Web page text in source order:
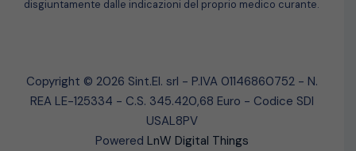
disgiuntamente dalle indicazioni del proprio medico curante.
Copyright © 2026 Sint.El. srl - P.IVA 01146860752 - N.
REA LE-125334 - C.S. 345.420,68 Euro - Codice SDI
USAL8PV
Powered LnW Digital Things